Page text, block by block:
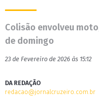
Colisão envolveu
de domingo
23 de Fevereiro de 2026 às 15:12
DA REDAÇÃO
redacao@jornalcruzeiro.com.br